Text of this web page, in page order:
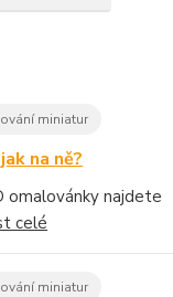
miniatur
na ně?
omalovánky najdete
celé
miniatur